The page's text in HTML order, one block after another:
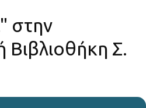
στην
Βιβλιοθήκη Σ.